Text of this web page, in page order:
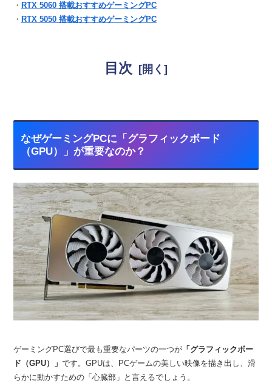
・ RTX 5060 搭載おすすめゲーミングPC
・ RTX 5050 搭載おすすめゲーミングPC
目次
なぜゲーミングPCに「グラフィックボード
（GPU）」が重要なのか？
ゲーミングPC選びで最も重要なパーツの一つが「グラフィックボー
ド（GPU）」 です。GPUは、PCゲームの美しい映像を描き出し、滑
らかに動かすための「心臓部」と言えるでしょう。